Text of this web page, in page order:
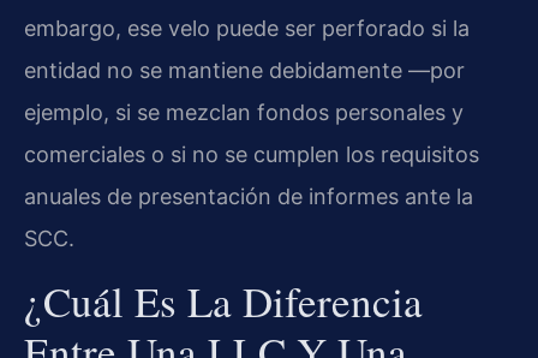
embargo, ese velo puede ser perforado si la
entidad no se mantiene debidamente —por
ejemplo, si se mezclan fondos personales y
comerciales o si no se cumplen los requisitos
anuales de presentación de informes ante la
SCC.
¿Cuál Es La Diferencia